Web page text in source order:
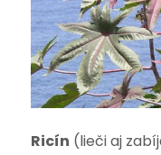
Ricín (lieči aj